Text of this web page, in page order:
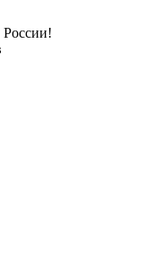
России!